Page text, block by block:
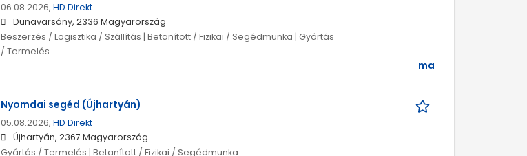
06.08.2026, HD Direkt
Dunavarsány, 2336 Magyarország
Beszerzés / Logisztika / Szállítás | Betanított / Fizikai / Segédmunka | Gyártás
/ Termelés
ma
Nyomdai segéd (Újhartyán)
05.08.2026, HD Direkt
Újhartyán, 2367 Magyarország
Gyártás / Termelés | Betanított / Fizikai / Segédmunka